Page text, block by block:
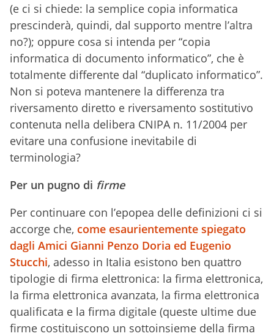
(e ci si chiede: la semplice copia informatica
prescinderà, quindi, dal supporto mentre l’altra
no?); oppure cosa si intenda per “copia
informatica di documento informatico”, che è
totalmente differente dal “duplicato informatico”.
Non si poteva mantenere la differenza tra
riversamento diretto e riversamento sostitutivo
contenuta nella delibera CNIPA n. 11/2004 per
evitare una confusione inevitabile di
terminologia?
Per un pugno di firme
Per continuare con l’epopea delle definizioni ci si
accorge che, come esaurientemente spiegato
dagli Amici Gianni Penzo Doria ed Eugenio
Stucchi, adesso in Italia esistono ben quattro
tipologie di firma elettronica: la firma elettronica,
la firma elettronica avanzata, la firma elettronica
qualificata e la firma digitale (queste ultime due
firme costituiscono un sottoinsieme della firma